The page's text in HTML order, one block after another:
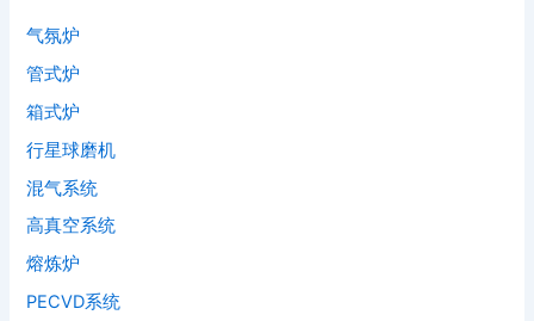
气氛炉
管式炉
箱式炉
行星球磨机
混气系统
高真空系统
熔炼炉
PECVD系统